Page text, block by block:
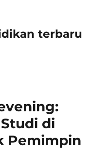
terbaru
di
Pemimpin